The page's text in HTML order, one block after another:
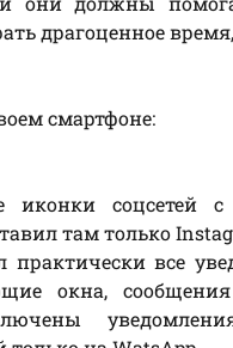
драгоценное
смартфоне:
иконки соцсетей с
там только
все
окна,